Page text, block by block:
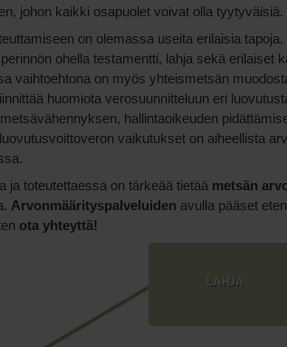
johon kaikki osapuolet voivat olla tyytyväisiä.
on olemassa useita erilaisia tapoja.
ohella testamentti, lahja sekä erilaiset
vaihtoehtona on myös yhteismetsän
huomiota verosuunnitteluun eri
hallintaoikeuden
vaikutukset on aiheellista
ja toteutettaessa on tärkeää tietää metsän
Arvonmäärityspalveluiden avulla pääset
ota yhteyttä!